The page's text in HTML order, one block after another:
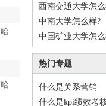
西南交通大学怎
中南大学怎么样?
中国矿业大学怎
西南大学怎么样?
上海大学怎么样?
北京邮电大学怎
中国地质大学（北
热门专题
什么是关系营销
什么是kpi绩效考